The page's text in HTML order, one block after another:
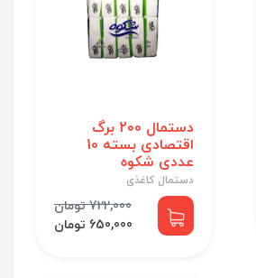
دستمال 200 برگ
اقتصادی بسته 10
عددی شکوه
دستمال کاغذی
722,000 تومان
650,000 تومان